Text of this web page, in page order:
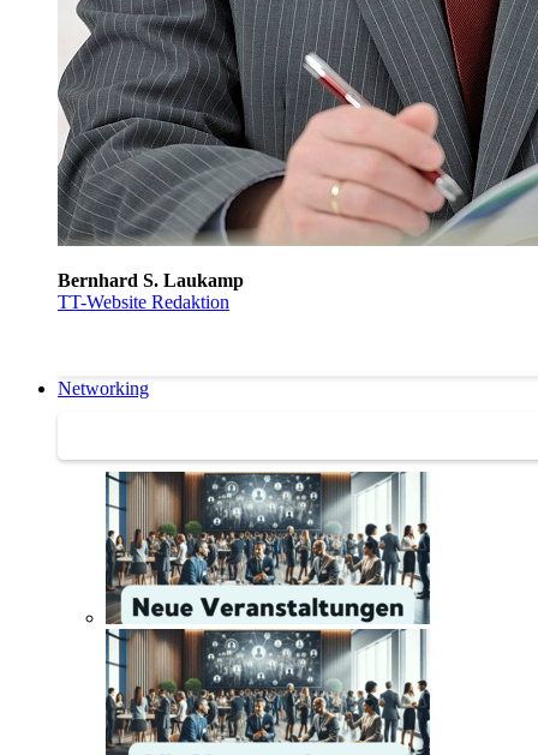
Bernhard S. Laukamp
TT-Website Redaktion
Networking